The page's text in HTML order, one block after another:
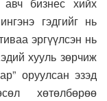
гэдгийг нь
эргүүлсэн нь
хууль зөрчиж
оруулсан эзэд
хөтөлбөрөө